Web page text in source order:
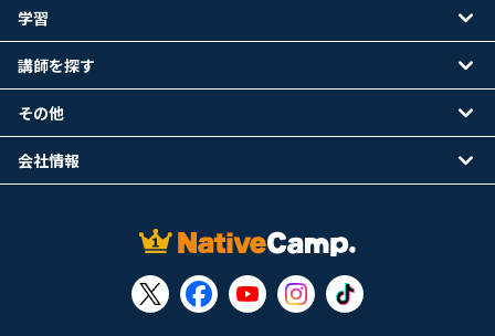
学習
講師を探す
その他
会社情報